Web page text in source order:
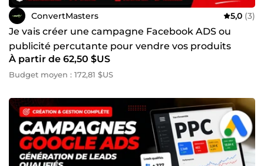
ConvertMasters 5,0 (3)
Je vais créer une campagne Facebook ADS ou
publicité percutante pour vendre vos produits
À partir de 62,50 $US
Budget moyen : 172,81 $US